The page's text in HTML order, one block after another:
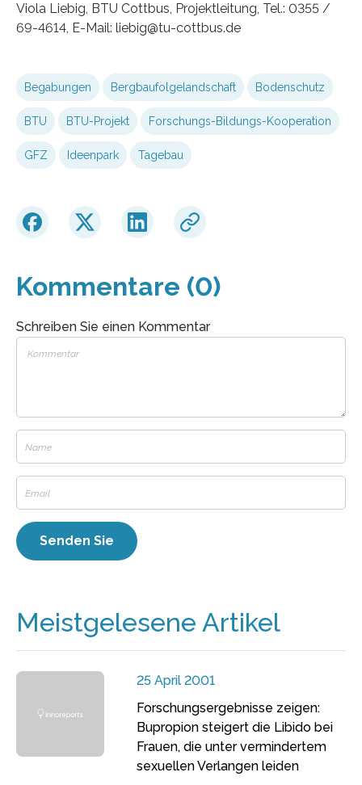
Viola Liebig, BTU Cottbus, Projektleitung, Tel.: 0355 /
69-4614, E-Mail: liebig@tu-cottbus.de
Begabungen Bergbaufolgelandschaft Bodenschutz
BTU BTU-Projekt Forschungs-Bildungs-Kooperation
GFZ Ideenpark Tagebau
Kommentare (0)
Schreiben Sie einen Kommentar
Meistgelesene Artikel
25 April 2001
Forschungsergebnisse zeigen:
Bupropion steigert die Libido bei
Frauen, die unter vermindertem
sexuellen Verlangen leiden